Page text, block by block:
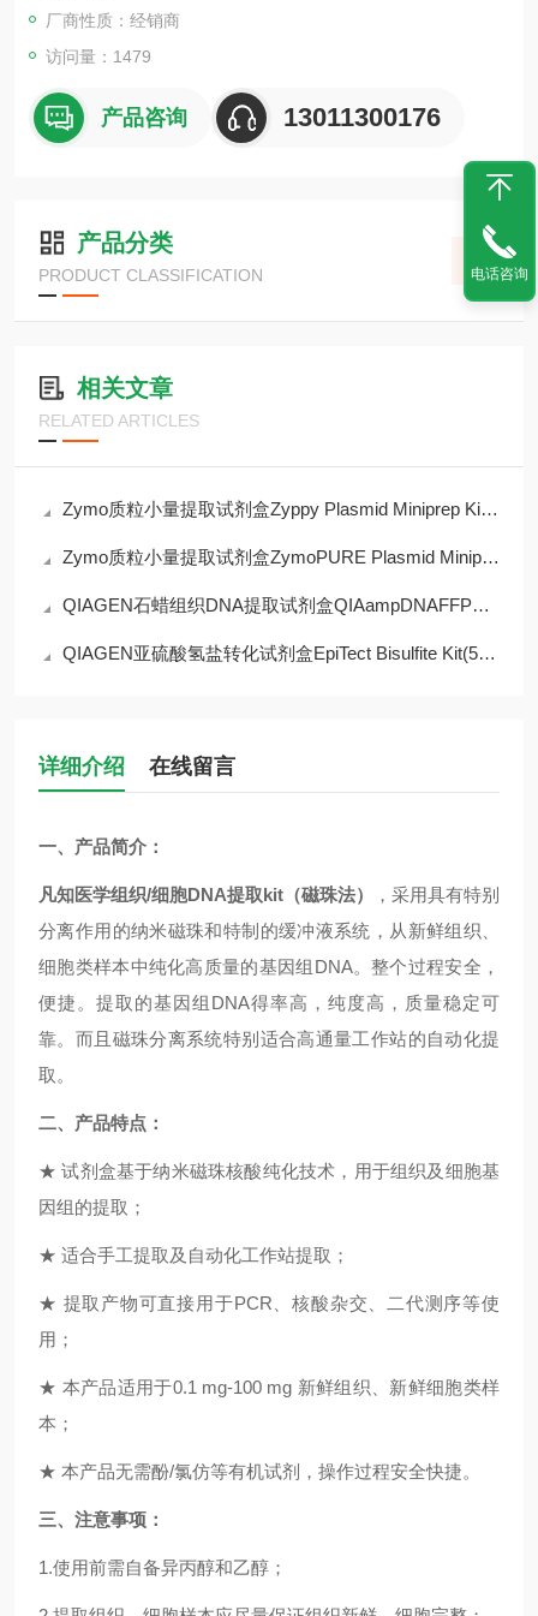
厂商性质：经销商
访问量：1479
产品咨询 13011300176
产品分类
PRODUCT CLASSIFICATION
相关文章
RELATED ARTICLES
Zymo质粒小量提取试剂盒Zyppy Plasmid Miniprep Kit(D4019)现货供应
Zymo质粒小量提取试剂盒ZymoPURE Plasmid Miniprep Kit(D4212)现货供应
QIAGEN石蜡组织DNA提取试剂盒QIAampDNAFFPETissueKit(56404)现货供应
QIAGEN亚硫酸氢盐转化试剂盒EpiTect Bisulfite Kit(59104)现货供应
详细介绍 在线留言
一、 产品简介：
凡知医学组织/细胞DNA提取kit （磁珠法） ， 采用具有特别
分离作用的纳米磁珠和特制的缓冲液系统，从新鲜组织、
细胞类样本中纯化高质量的基因组 DNA。整个过程安全，
便捷。提取的基因组 DNA得率高，纯度高，质量稳定可
靠。而且磁珠分离系统特别适合高通量工作站的自动化提
取。
二、产品特点：
★试剂盒基于纳米磁珠核酸纯化技术，用于组织及细胞基
因组的提取；
★ 适合手工提取及自动化工作站提取；
★ 提取产物可直接用于PCR 、核酸杂交、二代测序等使
用；
★ 本产品适用于0.1 mg-100 mg 新鲜组织、新鲜细胞类样
本；
★ 本产品无需酚/氯仿等有机试剂，操作过程安全快捷。
三、注意事项：
1.使用前需自备异丙醇和乙醇；
电话咨询